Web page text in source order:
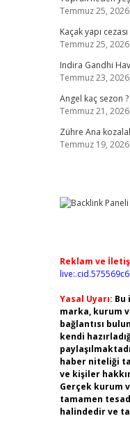
Temmuz 25, 2026
Kaçak yapı
Temmuz 25, 2026
Indira Gandhi
Temmuz 23, 2026
Angel kaç sezon ?
Temmuz 21, 2026
Zühre Ana
Temmuz 19, 2026
Reklam ve
Yasal Uyarı: Bu
marka, kurum
bağlantısı
kendi
haber niteliği
ve kişiler
Gerçek kurum
tamamen
halindedir ve